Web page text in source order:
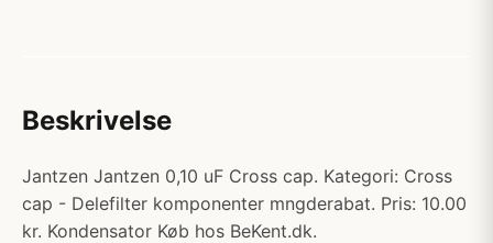
Beskrivelse
Jantzen Jantzen 0,10 uF Cross cap. Kategori: Cross
cap - Delefilter komponenter mngderabat. Pris: 10.00
kr. Kondensator Køb hos BeKent.dk.